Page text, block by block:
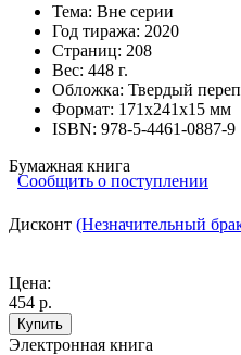
Тема: Вне серии
Год тиража: 2020
Страниц: 208
Вес: 448 г.
Обложка: Твердый
Формат: 171х241х15 мм
ISBN: 978-5-4461-0887-9
Бумажная книга
Сообщить о поступлении
Дисконт (Незначительный
Цена:
454 р.
Купить
Электронная книга